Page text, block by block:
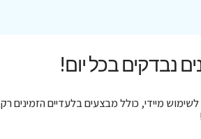
נבדקים בכל יום!
לשימוש מיידי, כולל מבצעים בלעדיים הזמינים רק